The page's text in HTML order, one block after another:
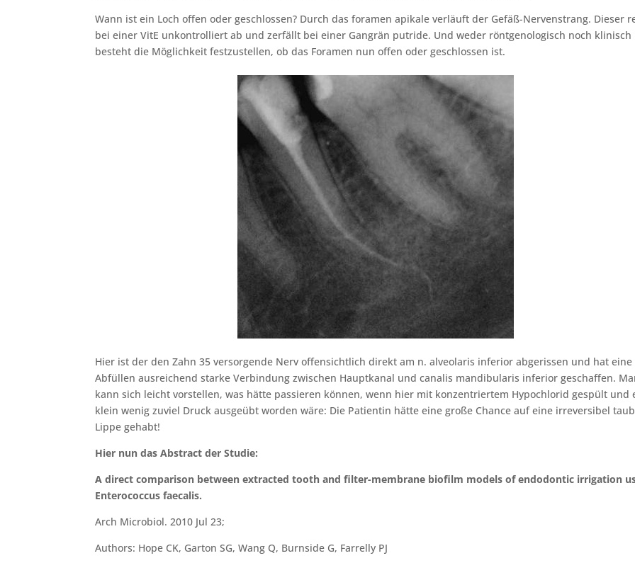
Wann ist ein Loch offen oder geschlossen? Durch das foramen apikale verläuft der Gefäß-Nervenstrang. Dieser
bei einer VitE unkontrolliert ab und zerfällt bei einer Gangrän putride. Und weder röntgenologisch noch klinisch
besteht die Möglichkeit festzustellen, ob das Foramen nun offen oder geschlossen ist.
Hier ist der den Zahn 35 versorgende Nerv offensichtlich direkt am n. alveolaris inferior abgerissen und hat eine
Abfüllen ausreichend starke Verbindung zwischen Hauptkanal und canalis mandibularis inferior geschaffen.
kann sich leicht vorstellen, was hätte passieren können, wenn hier mit konzentriertem Hypochlorid gespült und
klein wenig zuviel Druck ausgeübt worden wäre: Die Patientin hätte eine große Chance auf eine irreversibel
Lippe gehabt!
Hier nun das Abstract der Studie:
A direct comparison between extracted tooth and filter-membrane biofilm models of endodontic irrigation
Enterococcus faecalis.
Arch Microbiol. 2010 Jul 23;
Authors: Hope CK, Garton SG, Wang Q, Burnside G, Farrelly PJ